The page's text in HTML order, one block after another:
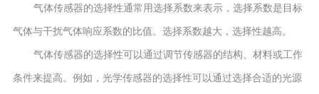
气体传感器的选择性通常用选择系数来表示，选择系数是目标
气体与干扰气体响应系数的比值。选择系数越大，选择性越高。
气体传感器的选择性可以通过调节传感器的结构、材料或工作
条件来提高。例如，光学传感器的选择性可以通过选择合适的光源